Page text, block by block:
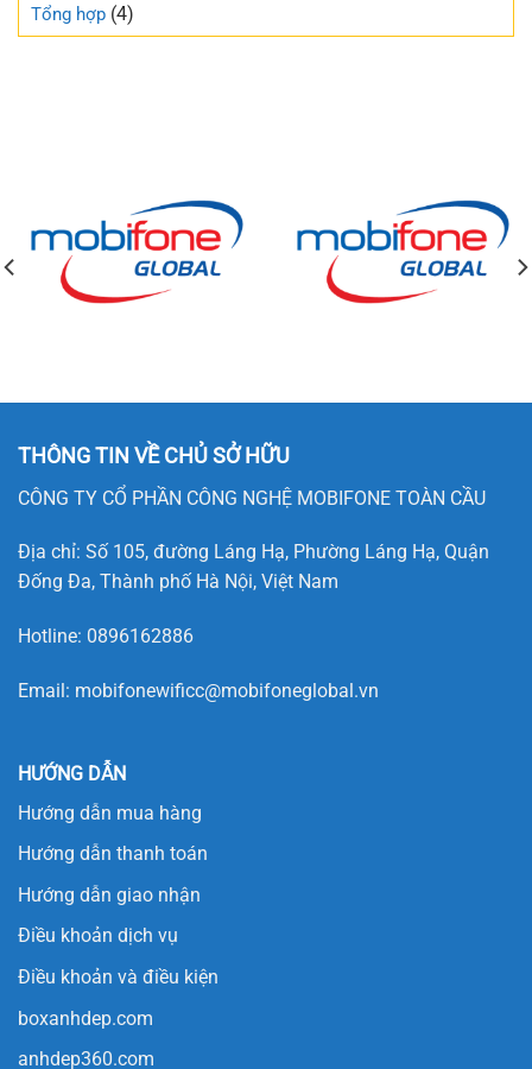
Tổng hợp (4)
THÔNG TIN VỀ CHỦ SỞ HỮU
CÔNG TY CỔ PHẦN CÔNG NGHỆ MOBIFONE TOÀN CẦU
Địa chỉ: Số 105, đường Láng Hạ, Phường Láng Hạ, Quận
Đống Đa, Thành phố Hà Nội, Việt Nam
Hotline: 0896162886
Email: mobifonewificc@mobifoneglobal.vn
HƯỚNG DẪN
Hướng dẫn mua hàng
Hướng dẫn thanh toán
Hướng dẫn giao nhận
Điều khoản dịch vụ
Điều khoản và điều kiện
boxanhdep.com
anhdep360.com